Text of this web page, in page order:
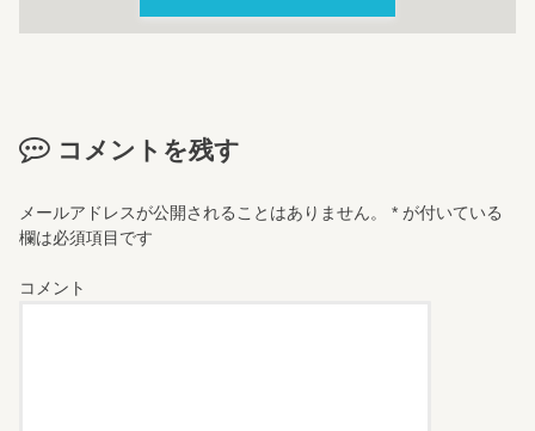
コメントを残す
メールアドレスが公開されることはありません。 * が付いている
欄は必須項目です
コメント